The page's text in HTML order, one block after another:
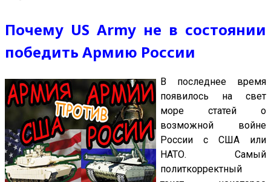
Почему US Army не в состоянии
победить Армию России
В последнее время
появилось на свет
море статей о
возможной войне
России с США или
НАТО. Самый
политкорректный